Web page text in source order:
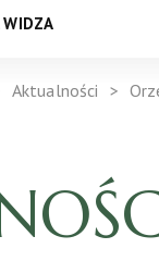
WIDZA
Aktualności